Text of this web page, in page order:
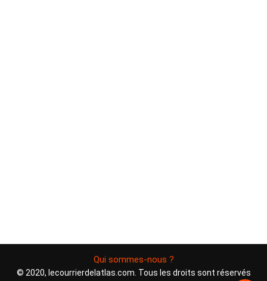
Qui sommes-nous ?
© 2020, lecourrierdelatlas.com. Tous les droits sont réservés